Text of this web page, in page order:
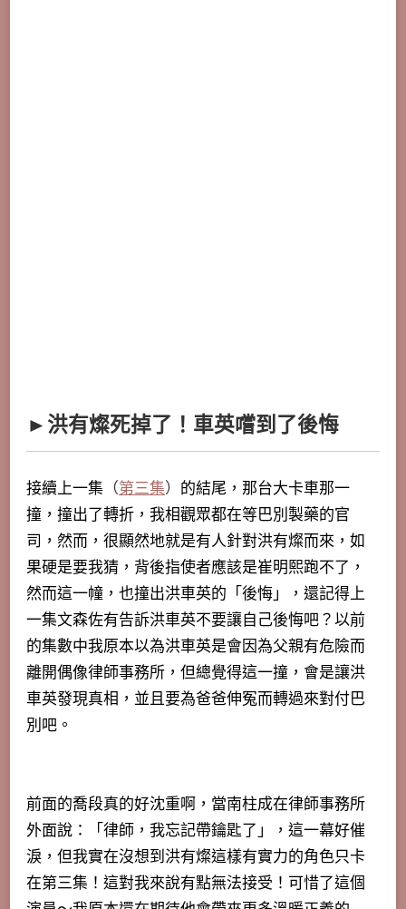
►洪有燦死掉了！車英嚐到了後悔
接續上一集 （第三集） 的結尾，那台大卡車那一
撞，撞出了轉折，我相觀眾都在等巴別製藥的官
司，然而，很顯然地就是有人針對洪有燦而來，如
果硬是要我猜，背後指使者應該是崔明熙跑不了，
然而這一幢，也撞出洪車英的「後悔」，還記得上
一集文森佐有告訴洪車英不要讓自己後悔吧？以前
的集數中我原本以為洪車英是會因為父親有危險而
離開偶像律師事務所，但總覺得這一撞，會是讓洪
車英發現真相，並且要為爸爸伸冤而轉過來對付巴
別吧。
前面的喬段真的好沈重啊，當南柱成在律師事務所
外面說：「律師，我忘記帶鑰匙了」，這一幕好催
淚，但我實在沒想到洪有燦這樣有實力的角色只卡
在第三集！這對我來說有點無法接受！可惜了這個